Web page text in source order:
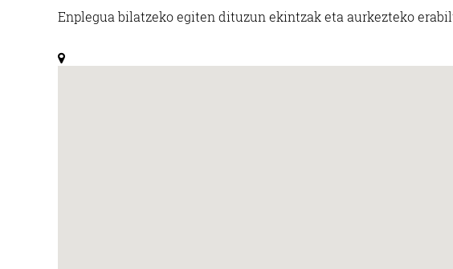
Enplegua bilatzeko egiten dituzun ekintzak eta aurkezteko